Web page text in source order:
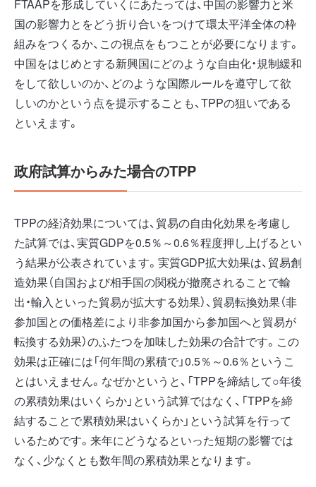
FTAAPを形成していくにあたっては、中国の影響力と米
国の影響力とをどう折り合いをつけて環太平洋全体の枠
組みをつくるか、この視点をもつことが必要になります。
中国をはじめとする新興国にどのような自由化・規制緩和
をして欲しいのか、どのような国際ルールを遵守して欲
しいのかという点を提示することも、TPPの狙いである
といえます。
政府試算からみた場合のTPP
TPPの経済効果については、貿易の自由化効果を考慮し
た試算では、実質GDPを0.5％～0.6％程度押し上げるとい
う結果が公表されています。実質GDP拡大効果は、貿易創
造効果（自国および相手国の関税が撤廃されることで輸
出・輸入といった貿易が拡大する効果）、貿易転換効果（非
参加国との価格差により非参加国から参加国へと貿易が
転換する効果）のふたつを加味した効果の合計です。この
効果は正確には「何年間の累積で」0.5％～0.6％というこ
とはいえません。なぜかというと、「TPPを締結して○年後
の累積効果はいくらか」という試算ではなく、「TPPを締
結することで累積効果はいくらか」という試算を行って
いるためです。来年にどうなるといった短期の影響では
なく、少なくとも数年間の累積効果となります。